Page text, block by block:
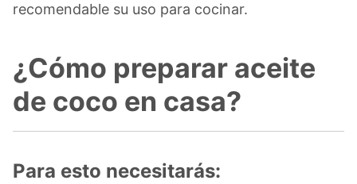
recomendable su uso para cocinar.
¿Cómo preparar aceite
de coco en casa?
Para esto necesitarás: